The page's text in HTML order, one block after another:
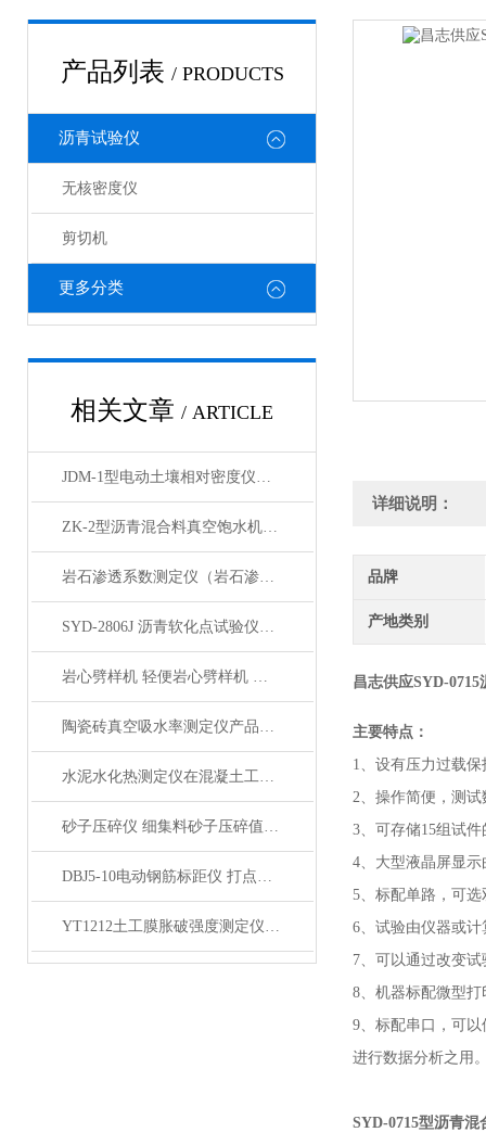
产品列表 / PRODUCTS
沥青试验仪
无核密度仪
剪切机
更多分类
相关文章 / ARTICLE
JDM-1型电动土壤相对密度仪技术参数
ZK-2型沥青混合料真空饱水机产品展示
岩石渗透系数测定仪（岩石渗透仪）产品展示
SYD-2806J 沥青软化点试验仪电脑四路液晶打印展示
岩心劈样机 轻便岩心劈样机 岩芯劈开机产品展示
陶瓷砖真空吸水率测定仪产品展示
水泥水化热测定仪在混凝土工程中的应用
砂子压碎仪 细集料砂子压碎值指标测定仪产品展示
DBJ5-10电动钢筋标距仪 打点机产品展示
YT1212土工膜胀破强度测定仪产品简介
详细说明：
品牌
产地类别
昌志供应SYD-
主要特点：
1、设有压力过载保
2、操作简便，测
3、可存储15组试
4、大型液晶屏显
5、标配单路，可
6、试验由仪器或
7、可以通过改变
8、机器标配微型
9、标配串口，可
进行数据分析之用
SYD-0715型沥青混